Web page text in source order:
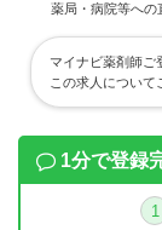
薬局・病院等への
マイナビ薬剤師ご
この求人について
1分で登録
1